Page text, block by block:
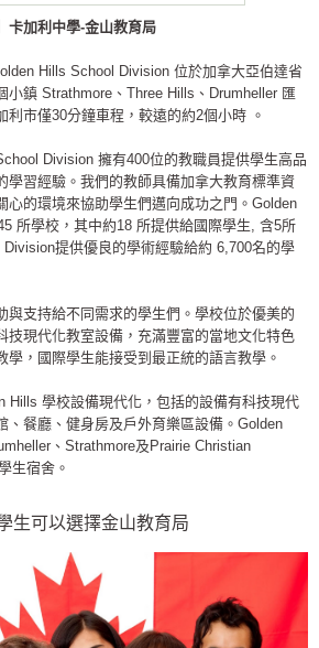
卡加利中學-金山教育局
Hills School Division 位於加拿大亞伯達省
小鎮 Strathmore、Three Hills、Drumheller 匯
利市僅30分鐘車程，較遠的約2個小時 。
Division 擁有400位的教職員提供學生高品
學習經驗。我們的教師具備加拿大教育標準資
心的環境來協助學生們邁向成功之門。Golden
所學校，其中約18 所提供給國際學生, 含5所
提供優良的學術經驗給約 6,700名的學
與支持給不同需求的學生們。學校位於優美的
技現代化教室設備，充滿豐富的當地文化特色
學，國際學生能接受到最正統的語言教學。
Hills 學校設備現代化，包括的設備有科技現代
、餐廳、健身房及戶外育樂區設備。Golden
、Strathmore及Prairie Christian
生宿舍。
生可以選擇金山教育局